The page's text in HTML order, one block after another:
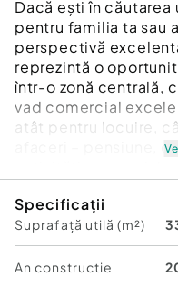
Dacă ești în
pentru familia ta sau
perspectivă
reprezintă o
într-o zonă centrală,
vad comercial
atât pentru locuire,
afaceri – pensiune,
Casa este construită
și se află în stadiul la
esențiale deja
a o amenaja exact
Specificații
Suprafață utilă (m²)
An constructie